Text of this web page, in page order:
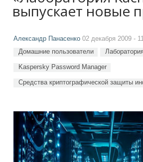
выпускает новые
Александр Панасенко 02 декабря 2009 -
Домашние пользователи
Kaspersky Password Manager
Средства криптографической защиты